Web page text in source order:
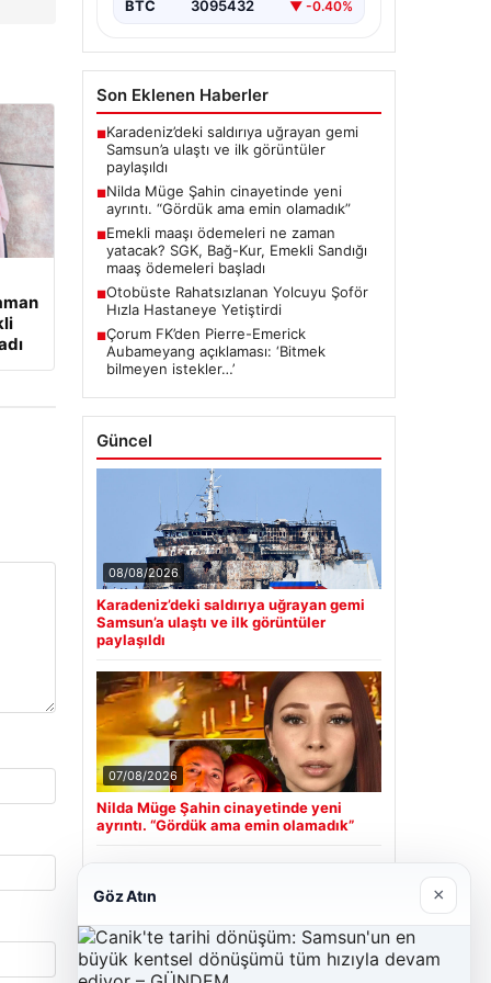
BTC 3095432 ▼ -0.40%
Son Eklenen Haberler
■Karadeniz’deki saldırıya uğrayan gemi
Samsun’a ulaştı ve ilk görüntüler
paylaşıldı
■Nilda Müge Şahin cinayetinde yeni
ayrıntı. “Gördük ama emin olamadık”
■Emekli maaşı ödemeleri ne zaman
yatacak? SGK, Bağ-Kur, Emekli Sandığı
maaş ödemeleri başladı
■Otobüste Rahatsızlanan Yolcuyu Şoför
Hızla Hastaneye Yetiştirdi
■Çorum FK’den Pierre-Emerick
Aubameyang açıklaması: ‘Bitmek
bilmeyen istekler…’
Güncel
08/08/2026
Karadeniz’deki saldırıya uğrayan gemi
Samsun’a ulaştı ve ilk görüntüler
paylaşıldı
07/08/2026
Nilda Müge Şahin cinayetinde yeni
ayrıntı. “Gördük ama emin olamadık”
Göz Atın ×